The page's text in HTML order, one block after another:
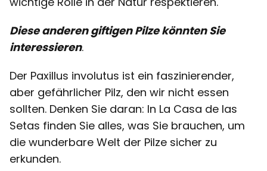
Diese anderen giftigen Pilze könnten Sie
interessieren.
Der Paxillus involutus ist ein faszinierender,
aber gefährlicher Pilz, den wir nicht essen
sollten. Denken Sie daran: In La Casa de las
Setas finden Sie alles, was Sie brauchen, um
die wunderbare Welt der Pilze sicher zu
erkunden.